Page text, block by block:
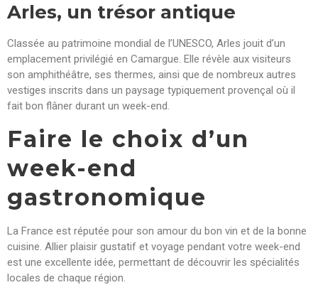
Arles, un trésor antique
Classée au patrimoine mondial de l’UNESCO, Arles jouit d’un
emplacement privilégié en Camargue. Elle révèle aux visiteurs
son amphithéâtre, ses thermes, ainsi que de nombreux autres
vestiges inscrits dans un paysage typiquement provençal où il
fait bon flâner durant un week-end.
Faire le choix d’un
week-end
gastronomique
La France est réputée pour son amour du bon vin et de la bonne
cuisine. Allier plaisir gustatif et voyage pendant votre week-end
est une excellente idée, permettant de découvrir les spécialités
locales de chaque région.